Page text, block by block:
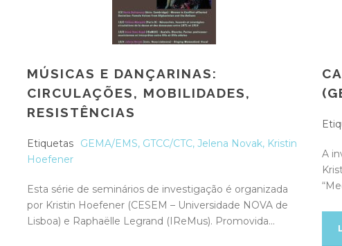
MÚSICAS E DANÇARINAS:
CIRCULAÇÕES, MOBILIDADES,
RESISTÊNCIAS
Etiquetas GEMA/EMS, GTCC/CTC, Jelena Novak, Kristin
Hoefener
Esta série de seminários de investigação é organizada
por Kristin Hoefener (CESEM – Universidade NOVA de
Lisboa) e Raphaëlle Legrand (IReMus). Promovida...
A